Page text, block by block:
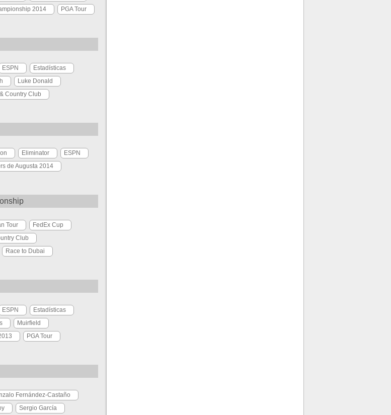
2014
PGA Tour
ESPN
Estadísticas
Luke Donald
Country Club
Eliminator
ESPN
de Augusta 2014
Tour
FedEx Cup
Club
Race to Dubai
ESPN
Estadísticas
Muirfield
PGA Tour
Fernández-Castaño
Sergio García